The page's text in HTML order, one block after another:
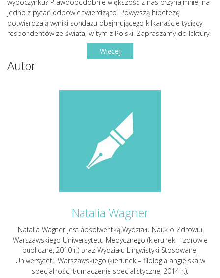
wypoczynku? Prawdopodobnie większość z nas przynajmniej na
jedno z pytań odpowie twierdząco. Powyższą hipotezę
potwierdzają wyniki sondażu obejmującego kilkanaście tysięcy
respondentów ze świata, w tym z Polski. Zapraszamy do lektury!
Więcej
Autor
Natalia Wagner
Natalia Wagner jest absolwentką Wydziału Nauk o Zdrowiu
Warszawskiego Uniwersytetu Medycznego (kierunek – zdrowie
publiczne, 2010 r.) oraz Wydziału Lingwistyki Stosowanej
Uniwersytetu Warszawskiego (kierunek – filologia angielska w
specjalności tłumaczenie specjalistyczne, 2014 r.).